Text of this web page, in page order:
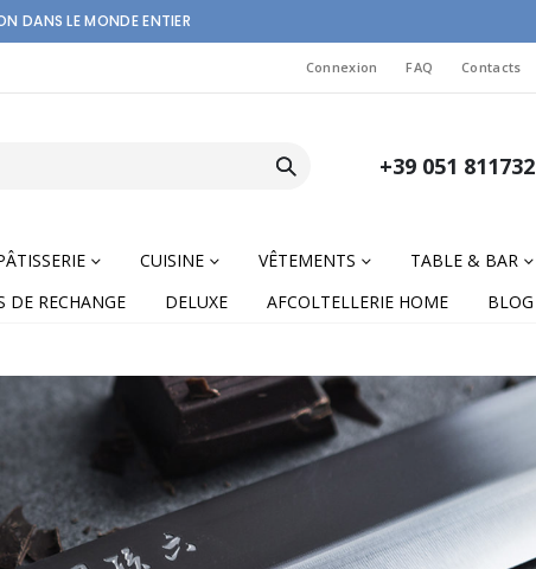
DANS LE MONDE ENTIER
Connexion FAQ Contacts
+39 051 811732
CUISINE VÊTEMENTS TABLE & BAR
DE RECHANGE DELUXE AFCOLTELLERIE HOME BLOG